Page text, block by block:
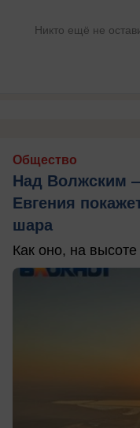
Никто ещё не
Общество
Над Волжским
Евгения
шара
Как оно, на высоте